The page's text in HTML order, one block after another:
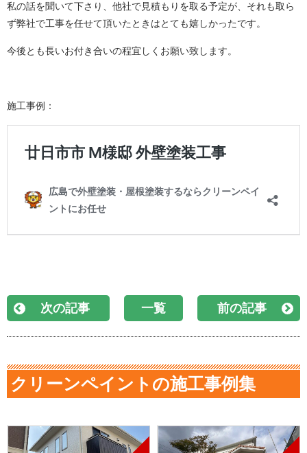
私の話を聞いて下さり、他社で見積もりを取る予定が、それも取ら
ず弊社で工事を任せて頂いたときはとても嬉しかったです。
今後とも長いお付き合いの程宜しくお願い致します。
施工事例：
次の記事 一覧 前の記事
クリーンペイントの施工事例集